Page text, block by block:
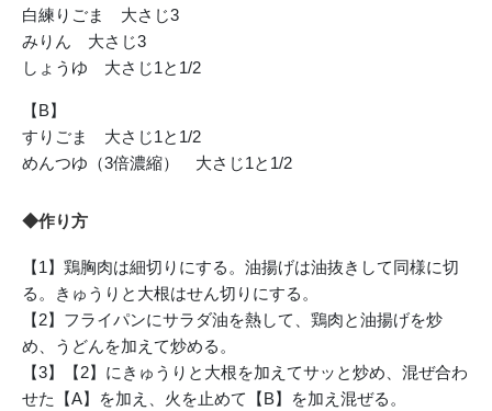
白練りごま 大さじ3
みりん 大さじ3
しょうゆ 大さじ1と1/2
【B】
すりごま 大さじ1と1/2
めんつゆ（3倍濃縮） 大さじ1と1/2
◆作り方
【1】鶏胸肉は細切りにする。油揚げは油抜きして同様に切
る。きゅうりと大根はせん切りにする。
【2】フライパンにサラダ油を熱して、鶏肉と油揚げを炒
め、うどんを加えて炒める。
【3】【2】にきゅうりと大根を加えてサッと炒め、混ぜ合わ
せた【A】を加え、火を止めて【B】を加え混ぜる。